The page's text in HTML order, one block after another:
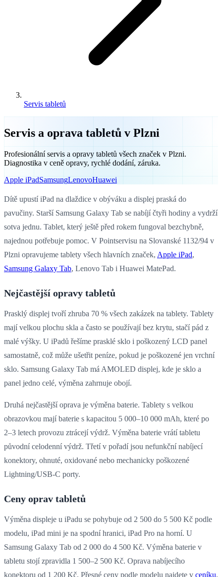
Servis tabletů
Servis a oprava tabletů v Plzni
Profesionální servis a opravy tabletů všech značek v Plzni.
Diagnostika v ceně opravy, rychlé dodání, záruka.
Apple iPadSamsungLenovoHuawei
Dítě upustí iPad na dlaždice v obýváku a displej praská do
pavučiny. Starší Samsung Galaxy Tab se nabíjí čtyři hodiny a vydrží
sotva jednu. Tablet, který ještě před rokem fungoval bezchybně,
najednou potřebuje pomoc. V Pointservisu na Slovanské 1132/94 v
Plzni opravujeme tablety všech hlavních značek, Apple iPad,
Samsung Galaxy Tab, Lenovo Tab i Huawei MatePad.
Nejčastější opravy tabletů
Prasklý displej tvoří zhruba 70 % všech zakázek na tablety. Tablety
mají velkou plochu skla a často se používají bez krytu, stačí pád z
malé výšky. U iPadů řešíme prasklé sklo i poškozený LCD panel
samostatně, což může ušetřit peníze, pokud je poškozené jen vrchní
sklo. Samsung Galaxy Tab má AMOLED displej, kde je sklo a
panel jedno celé, výměna zahrnuje obojí.
Druhá nejčastější oprava je výměna baterie. Tablety s velkou
obrazovkou mají baterie s kapacitou 5 000–10 000 mAh, které po
2–3 letech provozu ztrácejí výdrž. Výměna baterie vrátí tabletu
původní celodenní výdrž. Třetí v pořadí jsou nefunkční nabíjecí
konektory, ohnuté, oxidované nebo mechanicky poškozené
Lightning/USB-C porty.
Ceny oprav tabletů
Výměna displeje u iPadu se pohybuje od 2 500 do 5 500 Kč podle
modelu, iPad mini je na spodní hranici, iPad Pro na horní. U
Samsung Galaxy Tab od 2 000 do 4 500 Kč. Výměna baterie v
tabletu stojí zpravidla 1 500–2 500 Kč. Oprava nabíjecího
konektoru od 1 200 Kč. Přesné ceny podle modelu najdete v ceníku.